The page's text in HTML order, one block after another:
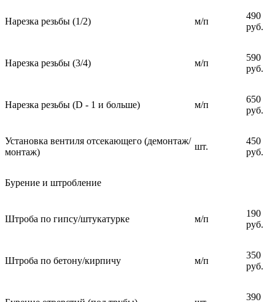
Нарезка резьбы (1/2) м/п
490
руб.
Нарезка резьбы (3/4) м/п
590
руб.
Нарезка резьбы (D - 1 и больше) м/п
650
руб.
Установка вентиля отсекающего (демонтаж/
монтаж)
шт.
450
руб.
Бурение и штробление
Штроба по гипсу/штукатурке м/п
190
руб.
Штроба по бетону/кирпичу м/п
350
руб.
390